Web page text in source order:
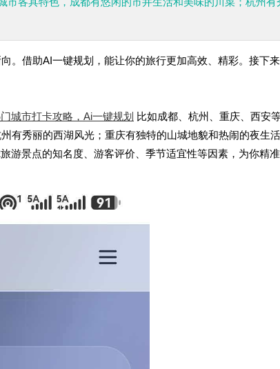
。借助AI一键规划，能让你的旅行更加高效、精彩。接下
城市打卡攻略， Ai一键规划 比如成都、杭州、重庆、西安等
有秀丽的西湖风光；重庆有独特的山城地貌和热闹的夜生
游景点的知名度、游客评价、季节适宜性等因素，为你精